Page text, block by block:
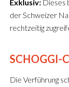
Exklusiv: Dieses
der Schweizer
rechtzeitig
SCHOGGI-
Die Verführung